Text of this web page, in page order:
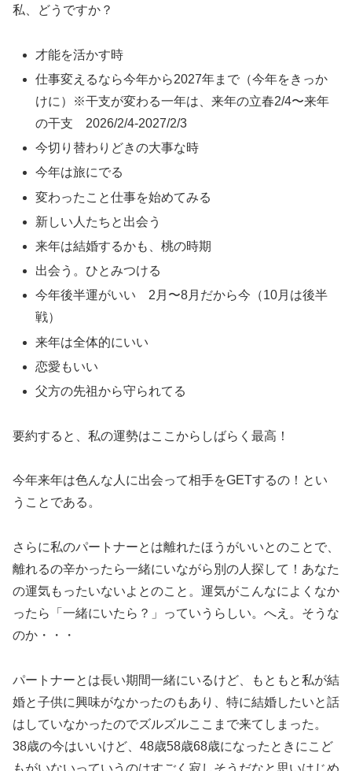
私、どうですか？
才能を活かす時
仕事変えるなら今年から2027年まで（今年をきっか
けに）※干支が変わる一年は、来年の立春2/4〜来年
の干支 2026/2/4-2027/2/3
今切り替わりどきの大事な時
今年は旅にでる
変わったこと仕事を始めてみる
新しい人たちと出会う
来年は結婚するかも、桃の時期
出会う。ひとみつける
今年後半運がいい 2月〜8月だから今（10月は後半
戦）
来年は全体的にいい
恋愛もいい
父方の先祖から守られてる
要約すると、私の運勢はここからしばらく最高！
今年来年は色んな人に出会って相手をGETするの！とい
うことである。
さらに私のパートナーとは離れたほうがいいとのことで、
離れるの辛かったら一緒にいながら別の人探して！あなた
の運気もったいないよとのこと。運気がこんなによくなか
ったら「一緒にいたら？」っていうらしい。へえ。そうな
のか・・・
パートナーとは長い期間一緒にいるけど、もともと私が結
婚と子供に興味がなかったのもあり、特に結婚したいと話
はしていなかったのでズルズルここまで来てしまった。
38歳の今はいいけど、48歳58歳68歳になったときにこど
もがいないっていうのはすごく寂しそうだなと思いはじめ